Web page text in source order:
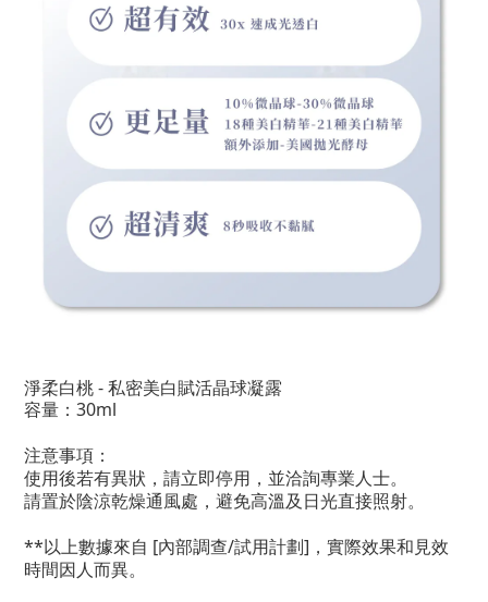
淨柔白桃 - 私密美白賦活晶球凝露
容量：30ml
注意事項：
使用後若有異狀，請立即停用，並洽詢專業人士。
請置於陰涼乾燥通風處，避免高溫及日光直接照射。
**以上數據來自 [內部調查/試用計劃]，實際效果和見效
時間因人而異。